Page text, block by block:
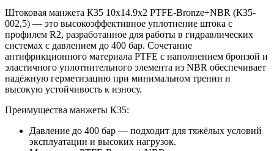
Штоковая манжета К35 10x14.9x2 PTFE-Bronze+NBR (К35-
002,5) — это высокоэффективное уплотнение штока с
профилем R2, разработанное для работы в гидравлических
системах с давлением до 400 бар. Сочетание
антифрикционного материала PTFE с наполнением бронзой и
эластичного уплотнительного элемента из NBR обеспечивает
надёжную герметизацию при минимальном трении и
высокую устойчивость к износу.
Преимущества манжеты К35:
Давление до 400 бар — подходит для тяжёлых условий
эксплуатации и высоких нагрузок.